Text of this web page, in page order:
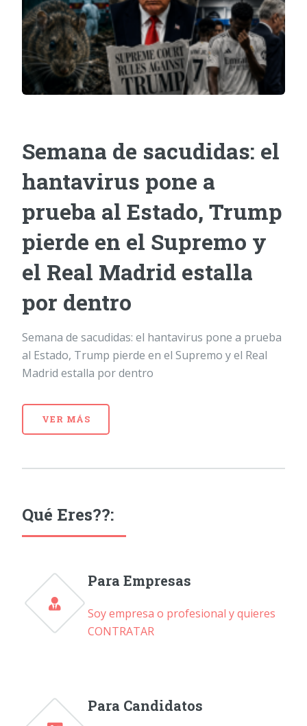
Semana de sacudidas: el
hantavirus pone a
prueba al Estado, Trump
pierde en el Supremo y
el Real Madrid estalla
por dentro
Semana de sacudidas: el hantavirus pone a prueba
al Estado, Trump pierde en el Supremo y el Real
Madrid estalla por dentro
VER MÁS
Qué Eres??:
Para Empresas
Soy empresa o profesional y quieres
CONTRATAR
Para Candidatos